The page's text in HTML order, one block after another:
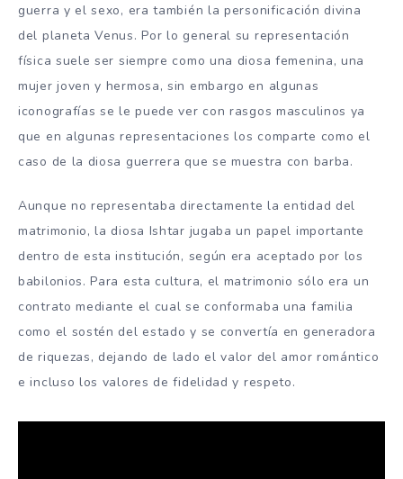
guerra y el sexo, era también la personificación divina
del planeta Venus. Por lo general su representación
física suele ser siempre como una diosa femenina, una
mujer joven y hermosa, sin embargo en algunas
iconografías se le puede ver con rasgos masculinos ya
que en algunas representaciones los comparte como el
caso de la diosa guerrera que se muestra con barba.
Aunque no representaba directamente la entidad del
matrimonio, la diosa Ishtar jugaba un papel importante
dentro de esta institución, según era aceptado por los
babilonios. Para esta cultura, el matrimonio sólo era un
contrato mediante el cual se conformaba una familia
como el sostén del estado y se convertía en generadora
de riquezas, dejando de lado el valor del amor romántico
e incluso los valores de fidelidad y respeto.